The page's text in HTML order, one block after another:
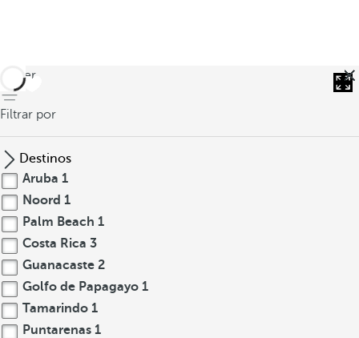
volver
Filtrar por
Destinos
Aruba 1
Noord 1
Palm Beach 1
Costa Rica 3
Guanacaste 2
Golfo de Papagayo 1
Tamarindo 1
Puntarenas 1